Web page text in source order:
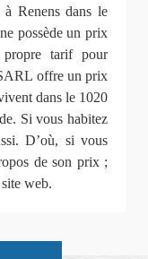
Renens dans le
possède un prix
tarif pour
offre un prix
dans le 1020
Si vous habitez
D’où, si vous
de son prix ;
web.